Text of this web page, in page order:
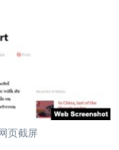
页截屏